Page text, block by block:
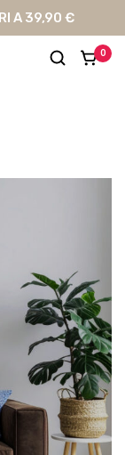
A 39,90 €
0